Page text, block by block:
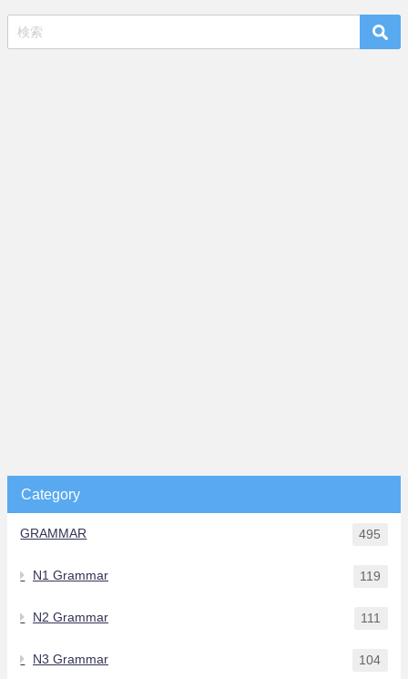
Category
GRAMMAR 495
N1 Grammar 119
N2 Grammar 111
N3 Grammar 104